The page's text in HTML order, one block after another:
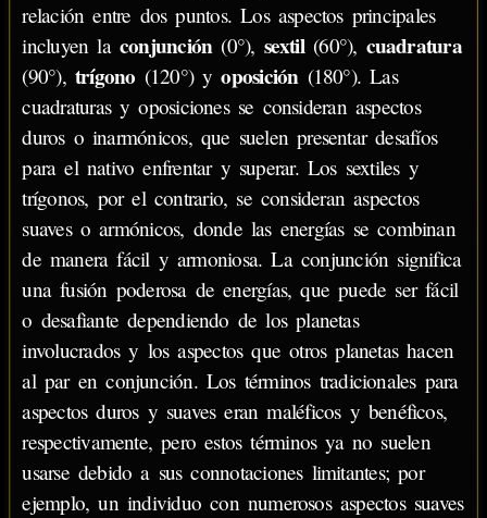
relación entre dos puntos. Los aspectos principales
incluyen la conjunción(0°), sextil(60°), cuadratura
(90°), trígono (120°) yoposición(180°). Las
cuadraturas y oposiciones se consideran aspectos
duros o inarmónicos, que suelen presentar desafíos
para el nativo enfrentar y superar. Los sextiles y
trígonos, por el contrario, se consideran aspectos
suaves o armónicos, donde las energías se combinan
de manera fácil y armoniosa. La conjunción significa
una fusión poderosa de energías, que puede ser fácil
o desafiante dependiendo de los planetas
involucrados y los aspectos que otros planetas hacen
al par en conjunción. Los términos tradicionales para
aspectos duros y suaves eran maléficos y benéficos,
respectivamente, pero estos términos ya no suelen
usarse debido a sus connotaciones limitantes; por
ejemplo, un individuo con numerosos aspectos suaves